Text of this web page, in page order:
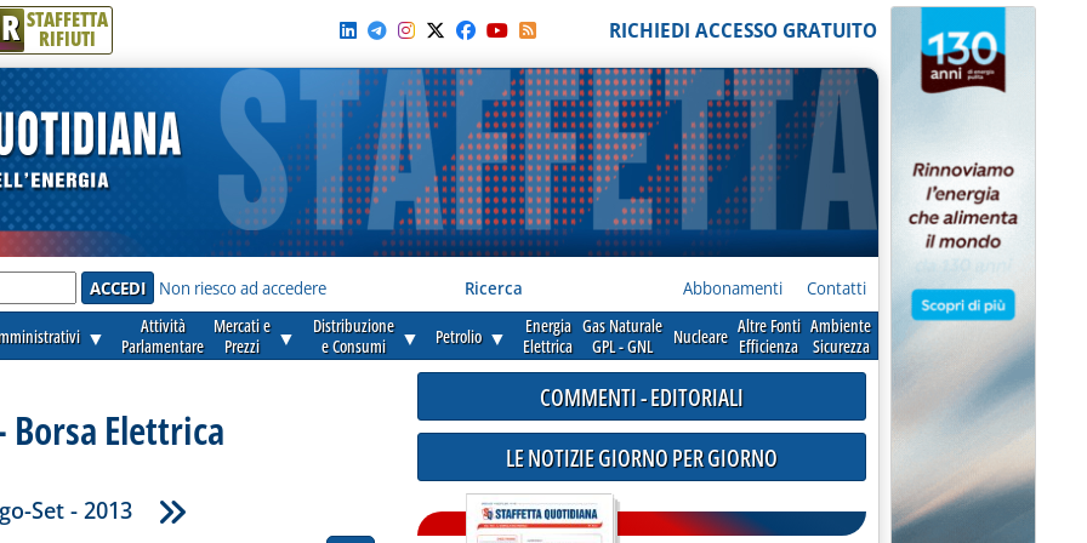
R STAFFETTA
RIFIUTI RICHIEDI ACCESSO GRATUITO
Non riesco ad accedere Ricerca Abbonamenti Contatti
▼
Attività
Parlamentare
Mercati e
Prezzi
▼
Distribuzione
e Consumi
▼ Petrolio ▼
Energia
Elettrica
Gas Naturale
GPL - GNL
Nucleare Altre Fonti
Efficienza
Ambiente
Sicurezza
Elettrica
Set - 2013
COMMENTI - EDITORIALI
LE NOTIZIE GIORNO PER GIORNO